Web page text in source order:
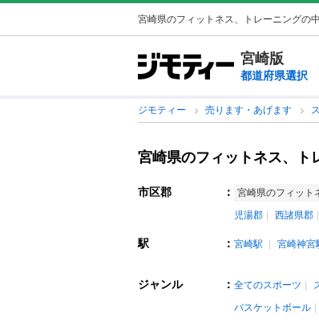
宮崎県のフィットネス、トレーニングの
宮崎版
都道府県選択
ジモティー 売ります・あげます
宮崎県のフィットネス、ト
市区郡 ： 宮崎県のフィット
児湯郡
西諸県郡
駅 ： 宮崎駅 宮崎神宮
ジャンル ： 全てのスポーツ
バスケットボール